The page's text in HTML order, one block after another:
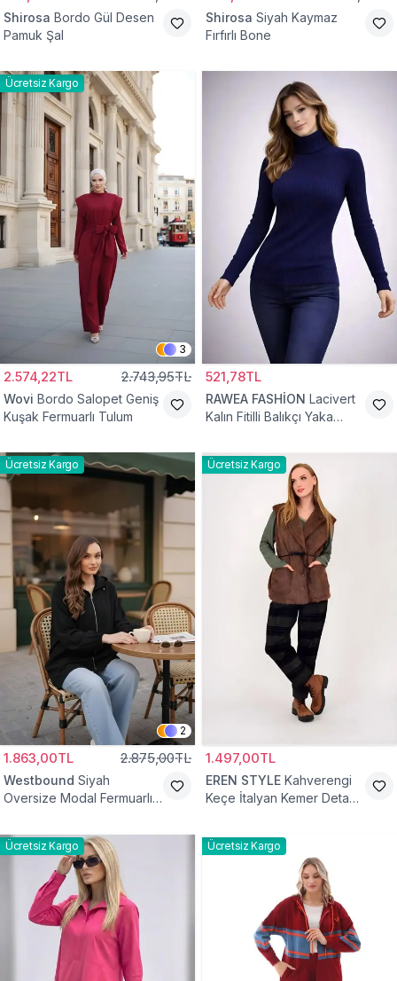
Shirosa Bordo Gül Desen
Pamuk Şal
Shirosa Siyah Kaymaz
Fırfırlı Bone
Ücretsiz Kargo
3
2.574,22TL 2.743,95TL
Wovi Bordo Salopet Geniş
Kuşak Fermuarlı Tulum
521,78TL
RAWEA FASHİON Lacivert
Kalın Fitilli Balıkçı Yaka
Ücretsiz Kargo
2
1.863,00TL 2.875,00TL
Westbound Siyah
Oversize Modal Fermuarlı
Ücretsiz Kargo
1.497,00TL
EREN STYLE Kahverengi
Keçe İtalyan Kemer Detaylı
Ücretsiz Kargo Ücretsiz Kargo